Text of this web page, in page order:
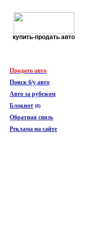
купить-продать авто
Продать авто
Поиск б/у авто
Авто за рубежом
Блокнот (0)
Обратная связь
Реклама на сайте